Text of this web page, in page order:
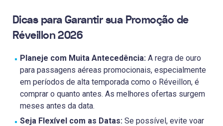
Dicas para Garantir sua Promoção de
Réveillon 2026
Planeje com Muita Antecedência: A regra de ouro
para passagens aéreas promocionais, especialmente
em períodos de alta temporada como o Réveillon, é
comprar o quanto antes. As melhores ofertas surgem
meses antes da data.
Seja Flexível com as Datas: Se possível, evite voar